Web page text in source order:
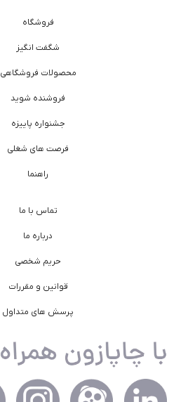
فروشگاه
شگفت انگیز
محصولات فروشگاهی
فروشنده شوید
جشنواره پاییزه
فرصت های شغلی
راهنما
تماس با ما
درباره ما
حریم شخصی
قوانین و مقررات
پرسش های متداول